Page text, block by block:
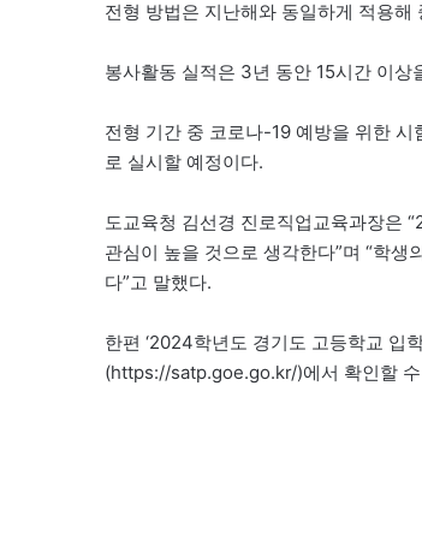
전형 방법은 지난해와 동일하게 적용
봉사활동 실적은 3년 동안 15시간 이
전형 기간 중 코로나-19 예방을 위한
로 실시할 예정이다.
도교육청 김선경 진로직업교육과장은
관심이 높을 것으로 생각한다”며 “학
다”고 말했다.
한편 ‘2024학년도 경기도 고등학교 입
(https://satp.goe.go.kr/)에서 확인할